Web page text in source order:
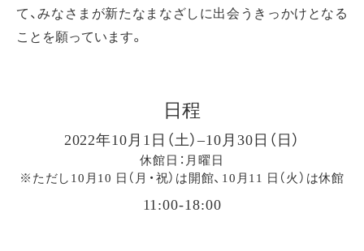
て、みなさまが新たなまなざしに出会うきっかけとなる
ことを願っています。
日程
2022年10月1日（土）–10月30日（日）
休館日：月曜日
※ただし10月10 日（月・祝）は開館、10月11 日（火）は休館
11:00-18:00